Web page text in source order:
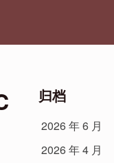
归档
2026 年 6 月
2026 年 4 月